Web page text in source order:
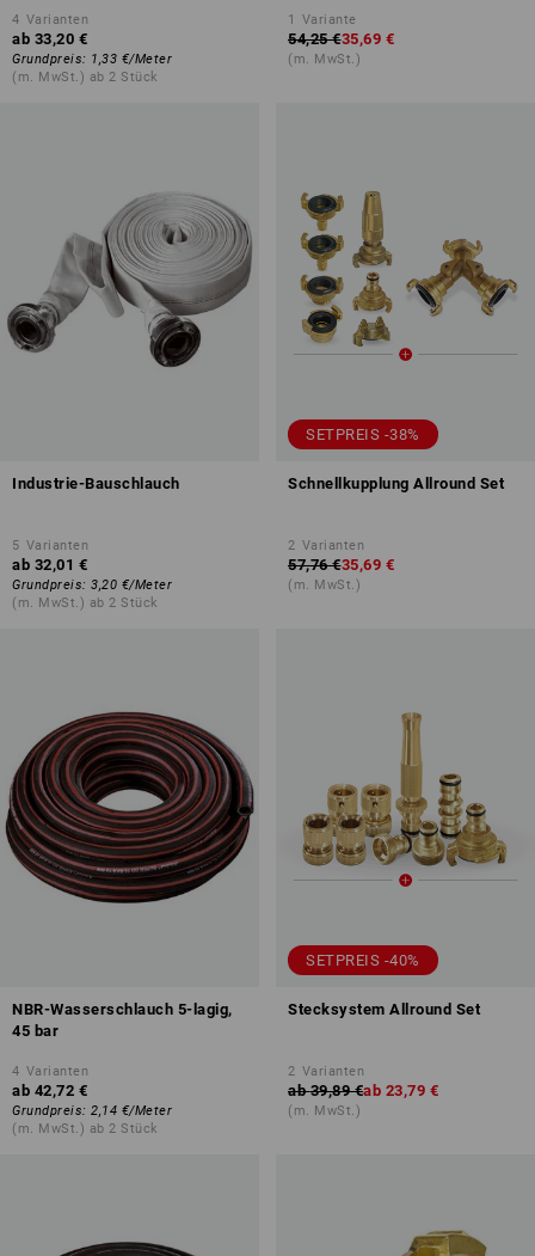
4 Varianten
ab 33,20 €
Grundpreis: 1,33 €/Meter
(m. MwSt.) ab 2 Stück
1 Variante
54,25 €35,69 €
(m. MwSt.)
Industrie-Bauschlauch
5 Varianten
ab 32,01 €
Grundpreis: 3,20 €/Meter
(m. MwSt.) ab 2 Stück
SETPREIS -38%
Schnellkupplung Allround Set
2 Varianten
57,76 €35,69 €
(m. MwSt.)
NBR-Wasserschlauch 5-lagig,
45 bar
4 Varianten
ab 42,72 €
Grundpreis: 2,14 €/Meter
(m. MwSt.) ab 2 Stück
SETPREIS -40%
Stecksystem Allround Set
2 Varianten
ab 39,89 €ab 23,79 €
(m. MwSt.)